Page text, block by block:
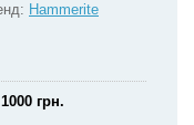
Hammerite
грн.